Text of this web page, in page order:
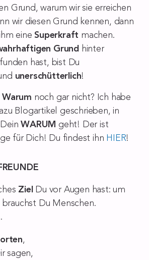
Grund, warum wir sie erreichen
wir diesen Grund kennen, dann
eineSuperkraft machen.
Grund hinter
hast, bist Du
unerschütterlich!
Warum noch gar nicht? Ich habe
Blogartikel geschrieben, in
DeinWARUM geht! Der ist
für Dich! Du findest ihn HIER!
Ziel
Du vor Augen hast: um
brauchst Du Menschen.
,
sagen,